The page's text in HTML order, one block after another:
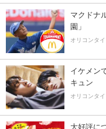
マクドナ
園」
オリコンタ
イケメン
キュン
オリコンタ
大好評に